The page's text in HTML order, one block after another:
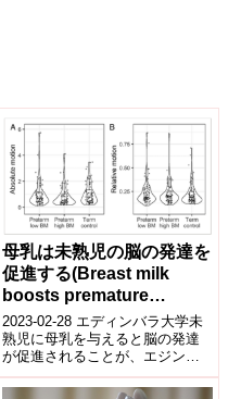
母乳は未熟児の脳の発達を
促進する(Breast milk
boosts premature
babies’ brain
development)
2023-02-28 エディンバラ大学未
熟児に母乳を与えると脳の発達
が促進されることが、エジンバ
ラ大学の研究により明らかにな
った。研究者らは、妊娠32週以